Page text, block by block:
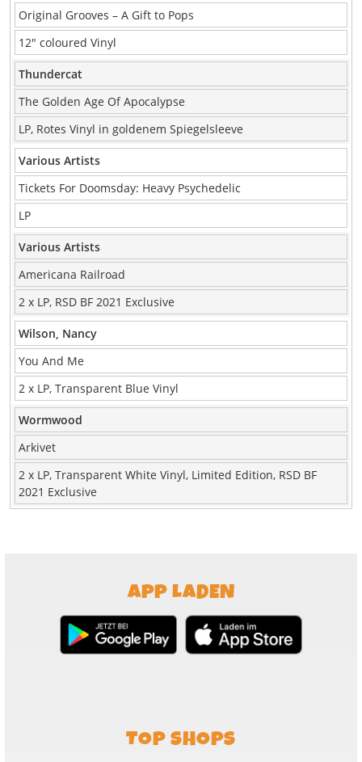
Original Grooves – A Gift to Pops
12″ coloured Vinyl
Thundercat
The Golden Age Of Apocalypse
LP, Rotes Vinyl in goldenem Spiegelsleeve
Various Artists
Tickets For Doomsday: Heavy Psychedelic
LP
Various Artists
Americana Railroad
2 x LP, RSD BF 2021 Exclusive
Wilson, Nancy
You And Me
2 x LP, Transparent Blue Vinyl
Wormwood
Arkivet
2 x LP, Transparent White Vinyl, Limited Edition, RSD BF
2021 Exclusive
APP LADEN
TOP SHOPS